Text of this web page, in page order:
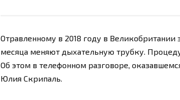
Отравленному в 2018 году в
месяца меняют дыхательную трубку.
Об этом в телефонном разговоре,
Юлия Скрипаль.